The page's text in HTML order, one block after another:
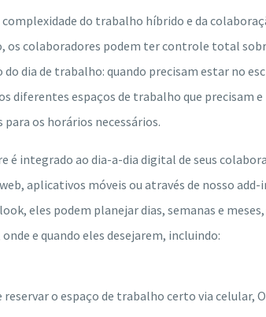
do trabalho híbrido e da
os colaboradores podem ter controle total
dia de trabalho: quando precisam estar no
diferentes espaços de trabalho que precisam e
para os horários necessários.
é integrado ao dia-a-dia digital de seus
aplicativos móveis ou através de nosso add-
eles podem planejar dias, semanas e
e quando eles desejarem, incluindo:
reservar o espaço de trabalho certo via celular,